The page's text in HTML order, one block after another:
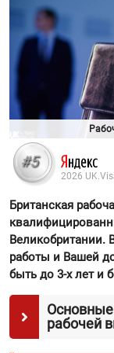
Британская
Великобритании.
работы и Вашей
быть до 3-х лет и
рабочей
#5
2026